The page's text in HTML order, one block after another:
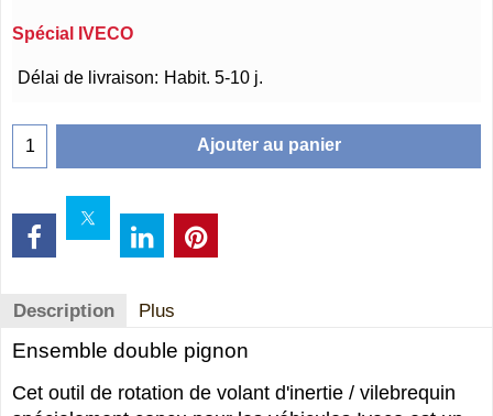
Spécial IVECO
€145.75
Description Plus
Ensemble double pignon